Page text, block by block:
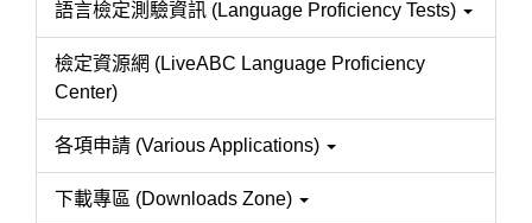
語言檢定測驗資訊 (Language Proficiency Tests)
檢定資源網 (LiveABC Language Proficiency
Center)
各項申請 (Various Applications)
下載專區 (Downloads Zone)